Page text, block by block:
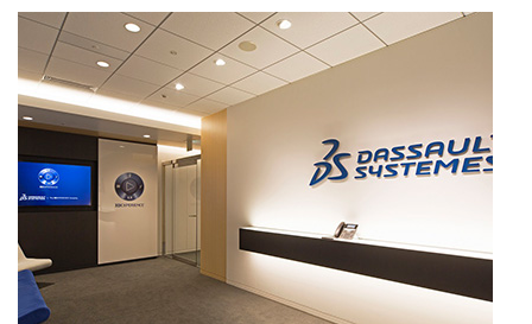
ダッソー・システムズ株式会社
愛知県名古屋市